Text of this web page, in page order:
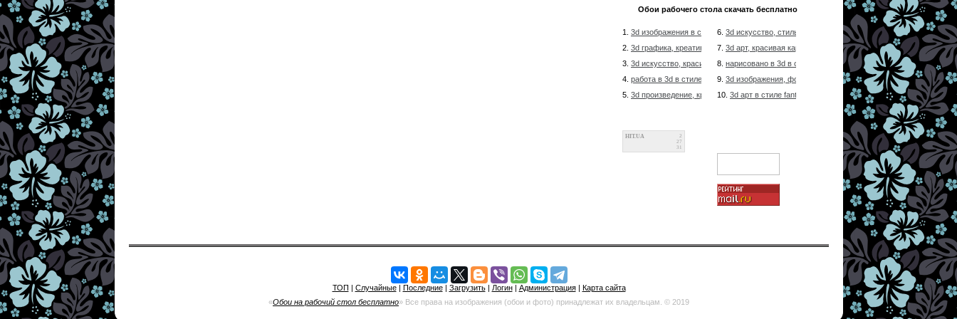
Обои рабочего стола скачать бесплатно
1. 3d изображения в стиле gotique-art, изображены иллюзии
2. 3d графика, креативная картинка в стиле unreal, представлены ирреальны
3. 3d искусство, красивая обои в стиле gotique-art, иллюзии
4. работа в 3d в стиле техно-арт, изображены ирреальные события
5. 3d произведение, креативная картинка в стиле fantazy-art, представлены
6. 3d искусство, стильная обои в стиле техно-арт, изображены
7. 3d арт, красивая картинка в стиле nature-art, изображены
8. нарисовано в 3d в стиле unreal, представлены иллюзии
9. 3d изображения, фото в стиле креатив-арт, нереальные цвета
10. 3d арт в стиле fantazy-art, ирреальные события
HIT.UA
2
27
31
ТОП | Случайные| Последние| Загрузить| Логин| Администрация| Карта сайта
«Обои на рабочий стол бесплатно» Все права на изображения (обои и фото) принадлежат их владельцам. © 2019